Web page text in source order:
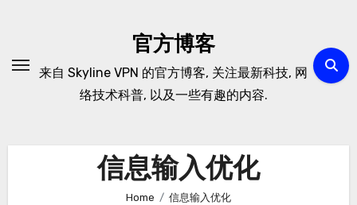
官方博客
来自 Skyline VPN 的官方博客, 关注最新科技, 网
络技术科普, 以及一些有趣的内容.
信息输入优化
Home 信息输入优化